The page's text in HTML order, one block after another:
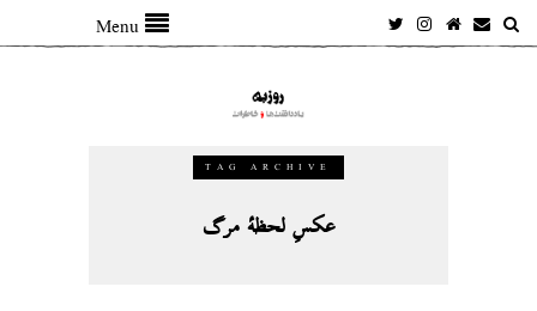
Menu
TAG ARCHIVE
عکسِ لحظهٔ مرگ